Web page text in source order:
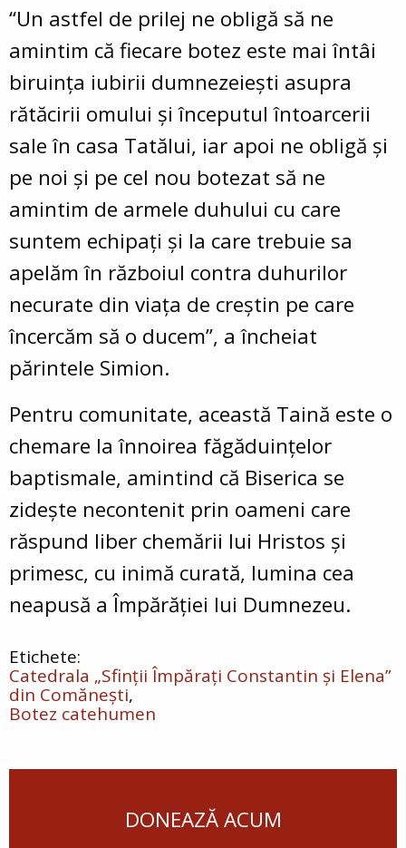
“Un astfel de prilej ne obligă să ne
amintim că fiecare botez este mai întâi
biruința iubirii dumnezeiești asupra
rătăcirii omului și începutul întoarcerii
sale în casa Tatălui, iar apoi ne obligă și
pe noi și pe cel nou botezat să ne
amintim de armele duhului cu care
suntem echipați și la care trebuie sa
apelăm în războiul contra duhurilor
necurate din viața de creștin pe care
încercăm să o ducem”, a încheiat
părintele Simion.
Pentru comunitate, această Taină este o
chemare la înnoirea făgăduințelor
baptismale, amintind că Biserica se
zidește necontenit prin oameni care
răspund liber chemării lui Hristos și
primesc, cu inimă curată, lumina cea
neapusă a Împărăției lui Dumnezeu.
Catedrala „Sfinții Împărați Constantin și Elena”
din Comănești
Botez catehumen
DONEAZĂ ACUM